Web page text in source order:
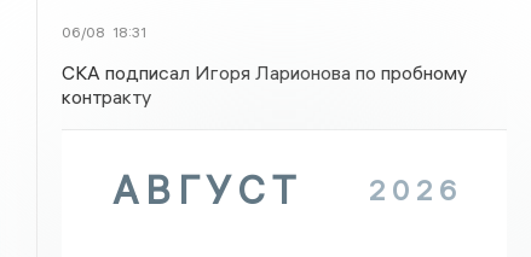
06/08 18:31
СКА подписал Игоря Ларионова по пробному
контракту
АВГУСТ 2026